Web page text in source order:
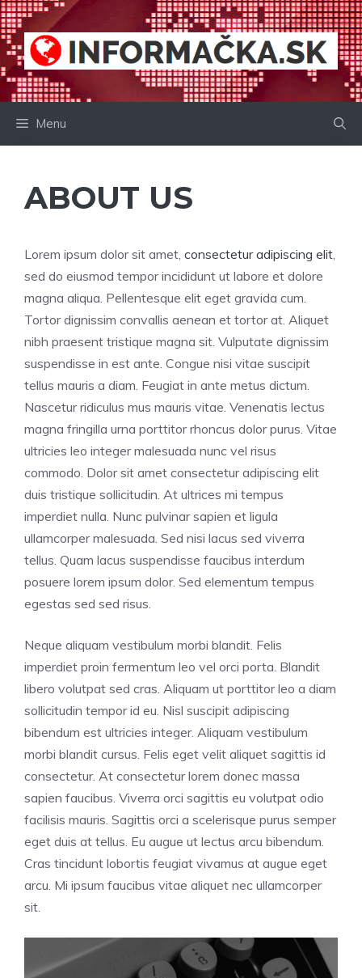
Preskočiť
na
obsah
Menu
ABOUT US
Lorem ipsum dolor sit amet, consectetur adipiscing elit,
sed do eiusmod tempor incididunt ut labore et dolore
magna aliqua. Pellentesque elit eget gravida cum.
Tortor dignissim convallis aenean et tortor at. Aliquet
nibh praesent tristique magna sit. Vulputate dignissim
suspendisse in est ante. Congue nisi vitae suscipit
tellus mauris a diam. Feugiat in ante metus dictum.
Nascetur ridiculus mus mauris vitae. Venenatis lectus
magna fringilla urna porttitor rhoncus dolor purus. Vitae
ultricies leo integer malesuada nunc vel risus
commodo. Dolor sit amet consectetur adipiscing elit
duis tristique sollicitudin. At ultrices mi tempus
imperdiet nulla. Nunc pulvinar sapien et ligula
ullamcorper malesuada. Sed nisi lacus sed viverra
tellus. Quam lacus suspendisse faucibus interdum
posuere lorem ipsum dolor. Sed elementum tempus
egestas sed sed risus.
Neque aliquam vestibulum morbi blandit. Felis
imperdiet proin fermentum leo vel orci porta. Blandit
libero volutpat sed cras. Aliquam ut porttitor leo a diam
sollicitudin tempor id eu. Nisl suscipit adipiscing
bibendum est ultricies integer. Aliquam vestibulum
morbi blandit cursus. Felis eget velit aliquet sagittis id
consectetur. At consectetur lorem donec massa
sapien faucibus. Viverra orci sagittis eu volutpat odio
facilisis mauris. Sagittis orci a scelerisque purus semper
eget duis at tellus. Eu augue ut lectus arcu bibendum.
Cras tincidunt lobortis feugiat vivamus at augue eget
arcu. Mi ipsum faucibus vitae aliquet nec ullamcorper
sit.